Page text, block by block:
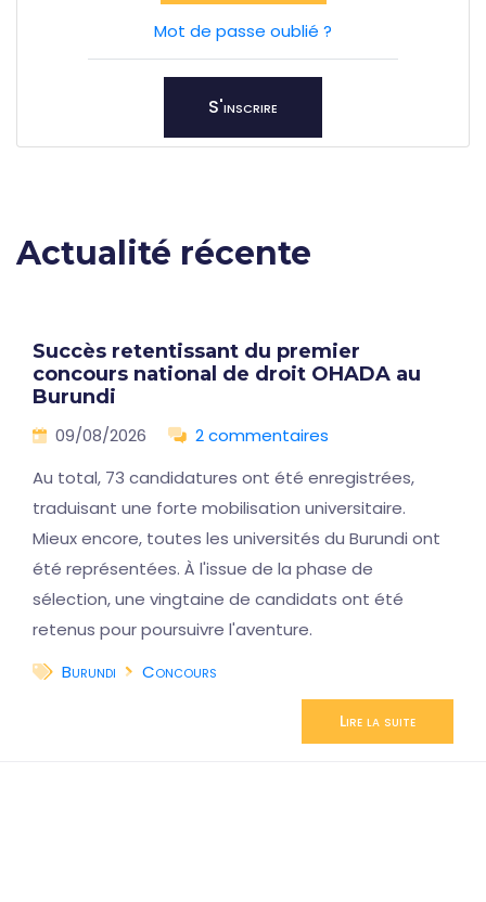
Mot de passe oublié ?
S'inscrire
Actualité récente
Succès retentissant du premier
concours national de droit OHADA au
Burundi
09/08/2026
2 commentaires
Au total, 73 candidatures ont été enregistrées,
traduisant une forte mobilisation universitaire.
Mieux encore, toutes les universités du Burundi ont
été représentées. À l'issue de la phase de
sélection, une vingtaine de candidats ont été
retenus pour poursuivre l'aventure.
Burundi
Concours
Lire la suite